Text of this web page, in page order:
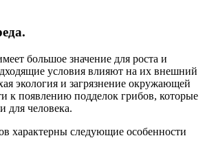
большое значение для роста и
условия влияют на их внешний
экология и загрязнение окружающей
к появлению подделок грибов, которые
для человека.
характерны следующие особенности